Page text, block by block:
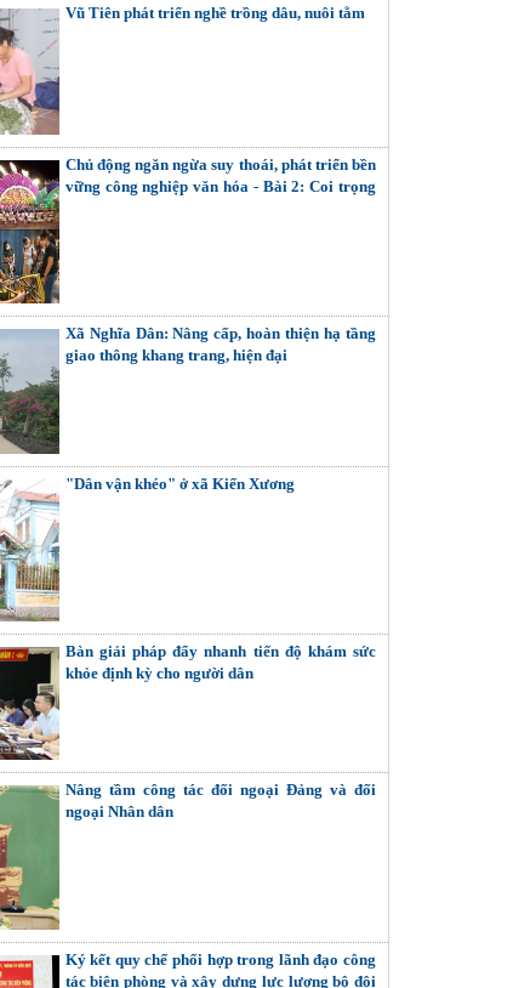
Vũ Tiên phát triển nghề trồng dâu, nuôi tằm
Chủ động ngăn ngừa suy thoái, phát triển bền
vững công nghiệp văn hóa - Bài 2: Coi trọng
Xã Nghĩa Dân: Nâng cấp, hoàn thiện hạ tầng
giao thông khang trang, hiện đại
"Dân vận khéo" ở xã Kiến Xương
Bàn giải pháp đẩy nhanh tiến độ khám sức
khỏe định kỳ cho người dân
Nâng tầm công tác đối ngoại Đảng và đối
ngoại Nhân dân
Ký kết quy chế phối hợp trong lãnh đạo công
tác biên phòng và xây dựng lực lượng bộ đội